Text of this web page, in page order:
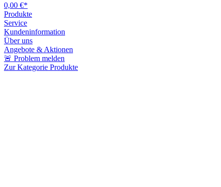
0,00 €*
Produkte
Service
Kundeninformation
Über uns
Angebote & Aktionen
🚨 Problem melden
Zur Kategorie Produkte